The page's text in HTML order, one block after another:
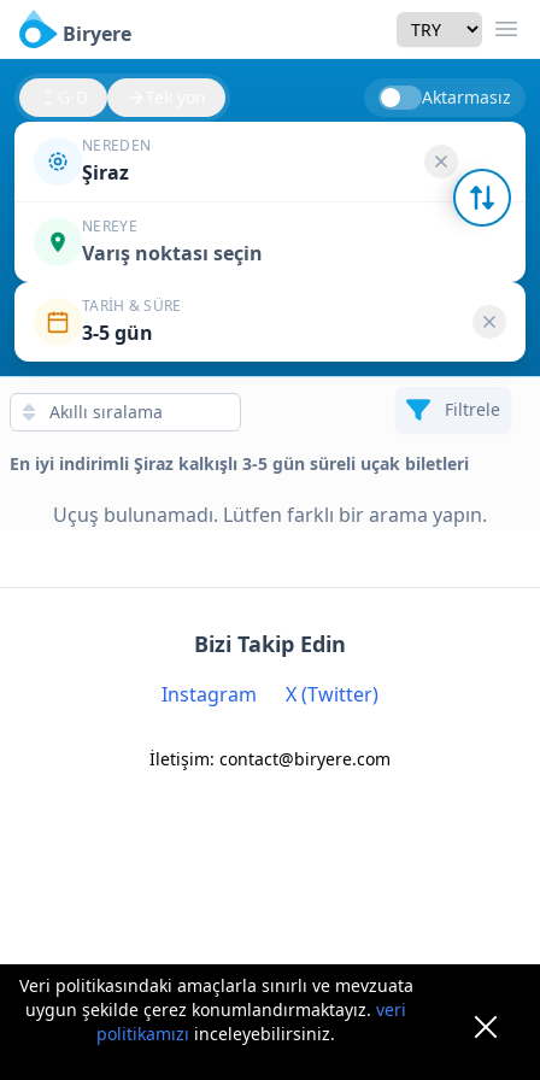
Veri politikasındaki amaçlarla sınırlı ve mevzuata
uygun şekilde çerez konumlandırmaktayız.veri
politikamızı inceleyebilirsiniz.
Biryere Currency
Aktarmasız
NEREDEN
Şiraz
NEREYE
Varış noktası seçin
TARIH & SÜRE
3-5 gün
Filtrele
En iyi indirimli Şiraz kalkışlı 3-5 gün süreli uçak biletleri
Uçuş bulunamadı. Lütfen farklı bir arama yapın.
Bizi Takip Edin
Instagram X (Twitter)
İletişim: contact@biryere.com